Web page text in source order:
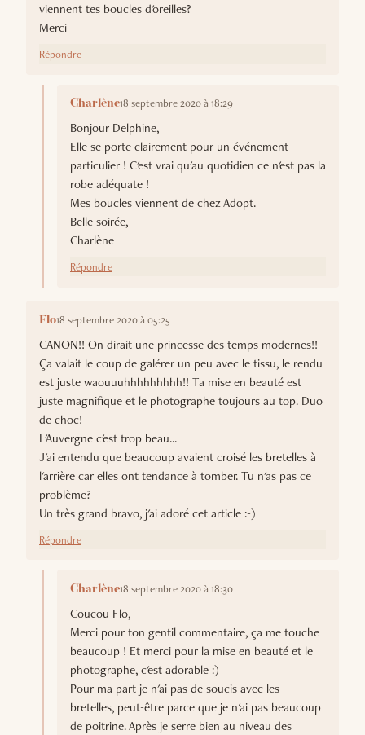
viennent tes boucles d'oreilles?
Merci
Répondre
Charlène18 septembre 2020 à 18:29
Bonjour Delphine,
Elle se porte clairement pour un événement
particulier ! C'est vrai qu'au quotidien ce n'est pas la
robe adéquate !
Mes boucles viennent de chez Adopt.
Belle soirée,
Charlène
Répondre
Flo18 septembre 2020 à 05:25
CANON!! On dirait une princesse des temps modernes!!
Ça valait le coup de galérer un peu avec le tissu, le rendu
est juste waouuuhhhhhhhhh!! Ta mise en beauté est
juste magnifique et le photographe toujours au top. Duo
de choc!
L'Auvergne c'est trop beau...
J'ai entendu que beaucoup avaient croisé les bretelles à
l'arrière car elles ont tendance à tomber. Tu n'as pas ce
problème?
Un très grand bravo, j'ai adoré cet article :-)
Répondre
Charlène18 septembre 2020 à 18:30
Coucou Flo,
Merci pour ton gentil commentaire, ça me touche
beaucoup ! Et merci pour la mise en beauté et le
photographe, c'est adorable :)
Pour ma part je n'ai pas de soucis avec les
bretelles, peut-être parce que je n'ai pas beaucoup
de poitrine. Après je serre bien au niveau des